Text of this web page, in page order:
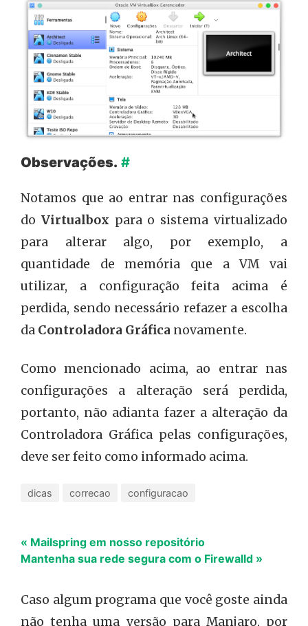
Opções de Controladora Gráfica no Virtualbox.
Utilizando VBoxVGA como Controladora Gráfica.
Observações. #
Notamos que ao entrar nas configurações
do Virtualbox para o sistema virtualizado
para alterar algo, por exemplo, a
quantidade de memória que a VM vai
utilizar, a configuração feita acima é
perdida, sendo necessário refazer a escolha
da Controladora Gráfica novamente.
Como mencionado acima, ao entrar nas
configurações a alteração será perdida,
portanto, não adianta fazer a alteração da
Controladora Gráfica pelas configurações,
deve ser feito como informado acima.
dicas correcao configuracao
« Mailspring em nosso repositório
Mantenha sua rede segura com o Firewalld »
Caso algum programa que você goste ainda
não tenha uma versão para Manjaro, por